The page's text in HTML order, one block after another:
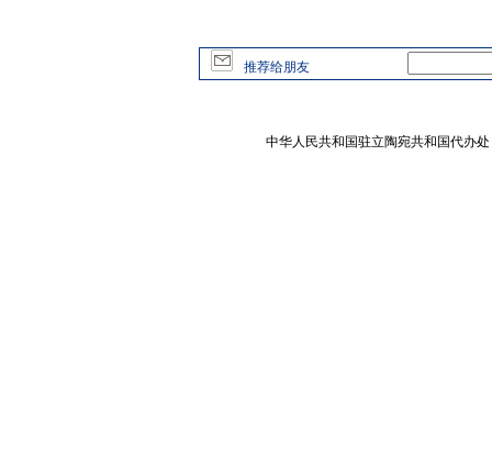
推荐给朋友
中华人民共和国驻立陶宛共和国代办处